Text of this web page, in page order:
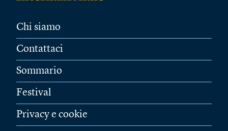
Chi siamo
Contattaci
Sommario
Festival
Privacy e cookie